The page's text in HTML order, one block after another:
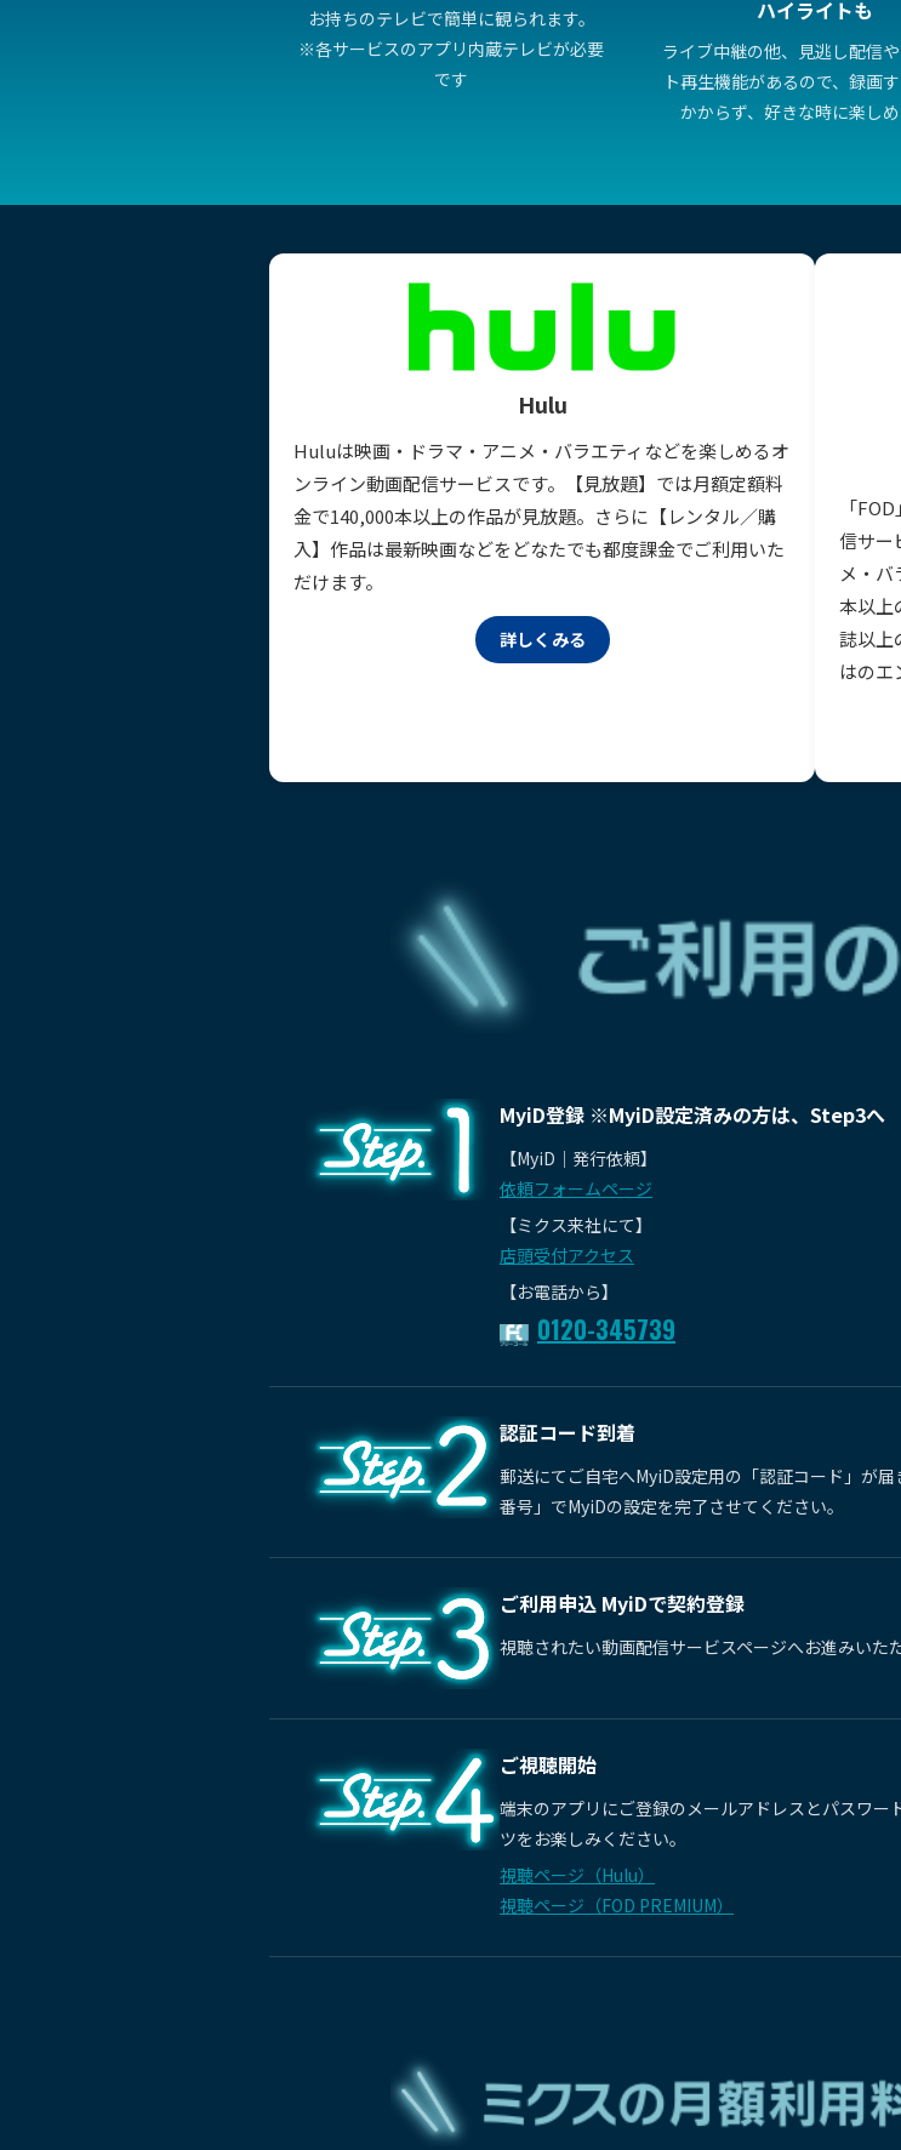
お持ちのテレビで簡単に観られます。
※各サービスのアプリ内蔵テレビが必要
です
ハイライトも
ライブ中継の他、見逃し配信
ト再生機能があるので、録画
かからず、好きな時に楽しめ
Hulu
Huluは映画・ドラマ・アニメ・バラエティなどを楽しめるオ
ンライン動画配信サービスです。【見放題】では月額定額料
金で140,000本以上の作品が見放題。さらに【レンタル／購
入】作品は最新映画などをどなたでも都度課金でご利用いた
だけます。
詳しくみる
「
信サー
メ・
本以上
誌以上
はのエ
MyiD登録 ※MyiD設定済みの方は、Step3へ
【MyiD｜発行依頼】
依頼フォームページ
【ミクス来社にて】
店頭受付アクセス
【お電話から】
0120-345739
認証コード到着
郵送にてご自宅へMyiD設定用の「認証コード」が
番号」でMyiDの設定を完了させてください。
ご利用申込 MyiDで契約登録
視聴されたい動画配信サービスページへお進みいた
ご視聴開始
端末のアプリにご登録のメールアドレスとパスワ
ツをお楽しみください。
視聴ページ（Hulu）
視聴ページ（FOD PREMIUM）